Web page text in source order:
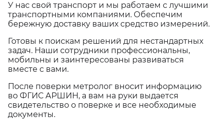
У нас свой транспорт и мы работаем с лучшими
транспортными компаниями. Обеспечим
бережную доставку ваших средство измерений.
Готовы к поискам решений для нестандартных
задач. Наши сотрудники профессиональны,
мобильны и заинтересованы развиваться
вместе с вами.
После поверки метролог вносит информацию
во ФГИС АРШИН, а вам на руки выдается
свидетельство о поверке и все необходимые
документы.